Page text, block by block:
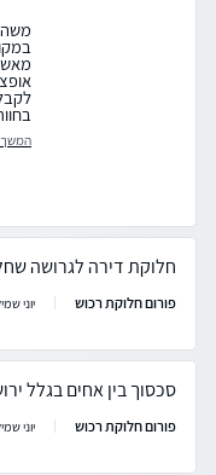
משה
חלוקת דירה לגרושה
פורום חלוקת רכוש יוני
סכסוך בין אחים בגלל
פורום חלוקת רכוש יוני